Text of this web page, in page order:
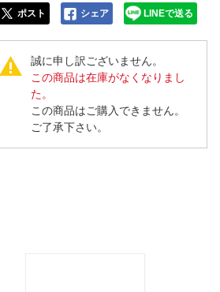
ポスト シェア LINEで送る
誠に申し訳ございません。
この商品は在庫がなくなりまし
た。
この商品はご購入できません。
ご了承下さい。